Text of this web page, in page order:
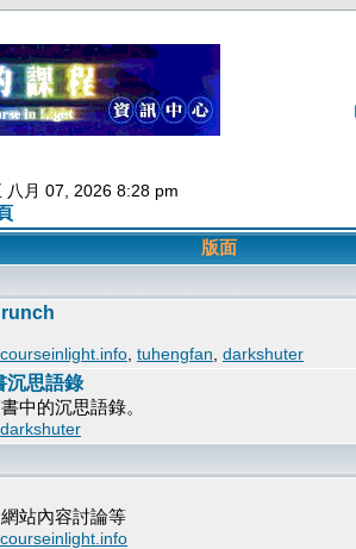
八月 07, 2026 8:28 pm
版面
courseinlight.info tuhengfan darkshuter
沉思語錄
中的沉思語錄。
darkshuter
站內容討論等
courseinlight.info